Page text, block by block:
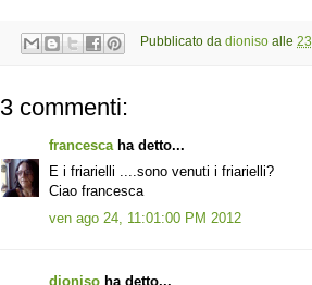
Pubblicato dadioniso alle
3 commenti:
francesca ha detto...
E i friarielli ....sono venuti i friarielli?
Ciao francesca
ven ago 24, 11:01:00 PM 2012
dioniso ha detto...